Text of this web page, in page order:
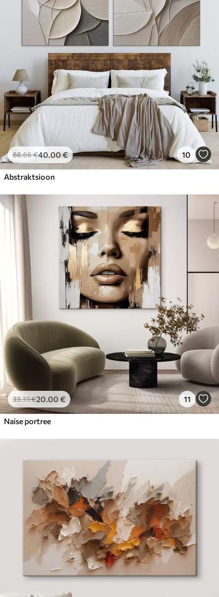
66.66€40.00€ 10
Abstraktsioon
33.33€20.00 € 11
Naise portree